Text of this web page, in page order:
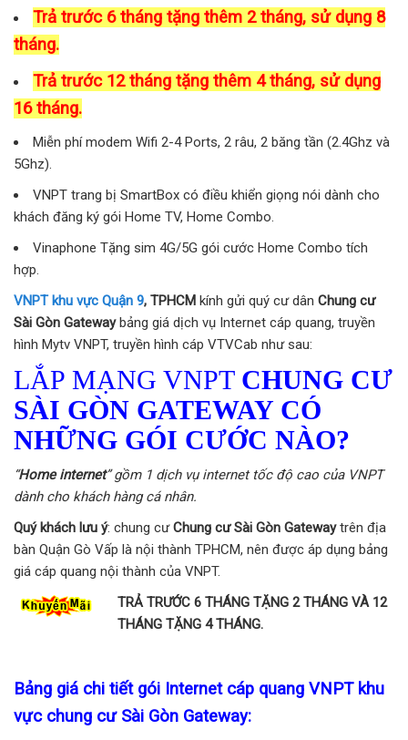
Trả trước 6 tháng tặng thêm 2 tháng, sử dụng 8
tháng.
Trả trước 12 tháng tặng thêm 4 tháng, sử dụng
16 tháng.
Miễn phí modem Wifi 2-4 Ports, 2 râu, 2 băng tần (2.4Ghz và
5Ghz).
VNPT trang bị SmartBox có điều khiển giọng nói dành cho
khách đăng ký gói Home TV, Home Combo.
Vinaphone Tặng sim 4G/5G gói cước Home Combo tích
hợp.
VNPT khu vực Quận 9, TPHCM kính gửi quý cư dân Chung cư
Sài Gòn Gatewaybảng giá dịch vụ Internet cáp quang, truyền
hình Mytv VNPT, truyền hình cáp VTVCab như sau:
LẮP MẠNG VNPT CHUNG CƯ
SÀI GÒN GATEWAY CÓ
NHỮNG GÓI CƯỚC NÀO?
“Home internet” gồm 1 dịch vụ internet tốc độ cao của VNPT
dành cho khách hàng cá nhân.
Quý khách lưu ý: chung cưChung cư Sài Gòn Gatewaytrên địa
bàn Quận Gò Vấp là nội thành TPHCM, nên được áp dụng bảng
giá cáp quang nội thành của VNPT.
TRẢ TRƯỚC 6 THÁNG TẶNG 2 THÁNG VÀ 12
THÁNG TẶNG 4 THÁNG.
Bảng giá chi tiết gói Internet cáp quang VNPT khu
vực chung cư Sài Gòn Gateway: